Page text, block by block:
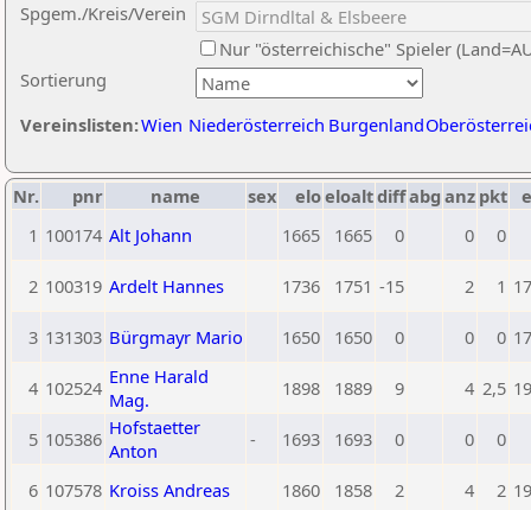
Sortierung
Spgem./Kreis/Verein
Nur "österreichische" Spieler
Vereinslisten:Wien Niederösterreich Burgenland
Nr. pnr name sex eloeloaltdiffabg anz pkt
1 100174 Alt Johann 1665 1665 0 0 0
2 100319 Ardelt Hannes 1736 1751 -15 2 1
3 131303 Bürgmayr Mario 1650 1650 0 0 0
4 102524 Enne Harald
Mag.
1898 1889 9 4 2,5
5 105386 Hofstaetter
Anton
- 1693 1693 0 0 0
6 107578 Kroiss Andreas 1860 1858 2 4 2